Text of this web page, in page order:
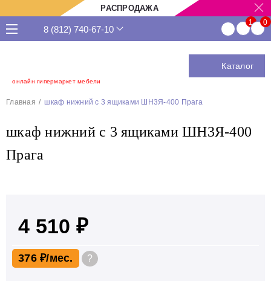
РАСПРОДАЖА
онлайн гипермаркет мебели
8 (812) 740-67-10
Каталог
Главная шкаф нижний с 3 ящиками ШН3Я-400 Прага
шкаф нижний с 3 ящиками ШН3Я-400
Прага
4 510 ₽
376 ₽ ?